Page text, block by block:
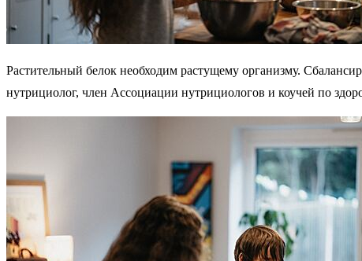
Растительный белок необходим растущему организму.
нутрициолог, член Ассоциации нутрициологов и коучей по